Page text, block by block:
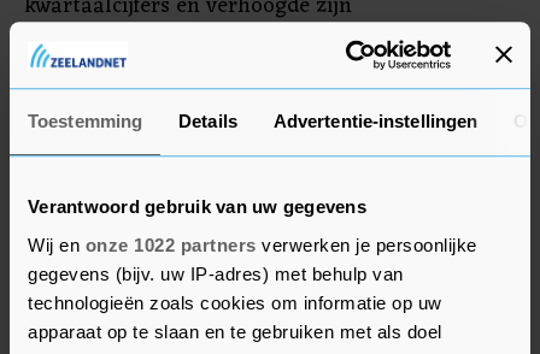
Toestemming Details Advertentie-instellingen
Verantwoord gebruik van uw gegevens
Wij en onze 1022 partners verwerken je persoonlijke
gegevens (bijv. uw IP-adres) met behulp van
technologieën zoals cookies om informatie op uw
apparaat op te slaan en te gebruiken met als doel
omzetverwachting voor het gehele boekjaar. Dat
werd beloond met een winst van 11 procent.
Andere bedrijven met kwartaalresultaten waren
drank- en bierconcern Constellation Brands (plus
Mills (plus 0,6 procent).
Virgin Galactic
Ruimtevaartonderneming Virgin Galactic verloor